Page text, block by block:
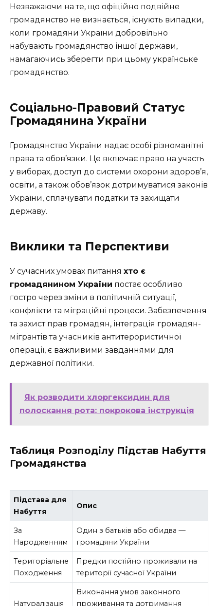
Незважаючи на те, що офіційно подвійне
громадянство не визнається, існують випадки,
коли громадяни України добровільно
набувають громадянство іншої держави,
намагаючись зберегти при цьому українське
громадянство.
Соціально-Правовий Статус
Громадянина України
Громадянство України надає особі різноманітні
права та обов’язки. Це включає право на участь
у виборах, доступ до системи охорони здоров’я,
освіти, а також обов’язок дотримуватися законів
України, сплачувати податки та захищати
державу.
Виклики та Перспективи
У сучасних умовах питання хто є
громадянином України постає особливо
гостро через зміни в політичній ситуації,
конфлікти та міграційні процеси. Забезпечення
та захист прав громадян, інтеграція громадян-
мігрантів та учасників антитерористичної
операції, є важливими завданнями для
державної політики.
Як розводити хлоргексидин для
полоскання рота: покрокова інструкція
Таблиця Розподілу Підстав Набуття
Громадянства
Підстава для
Набуття
Опис
За
Народженням
Один з батьків або обидва —
громадяни України
Територіальне
Походження
Предки постійно проживали на
території сучасної України
Натуралізація
Виконання умов законного
проживання та дотримання